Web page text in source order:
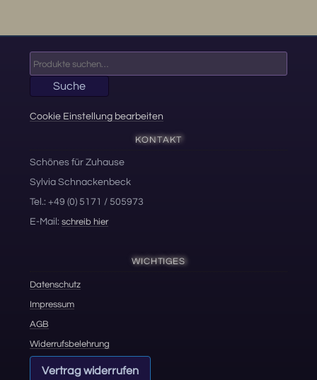
nach:
Suche
Cookie Einstellung bearbeiten
KONTAKT
Schönes für Zuhause
Sylvia Schnackenbeck
Tel.: +49 (0) 5171 / 505973
E-Mail:schreib hier
WICHTIGES
Datenschutz
Impressum
AGB
Widerrufsbelehrung
Vertrag widerrufen